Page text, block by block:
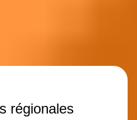
régionales